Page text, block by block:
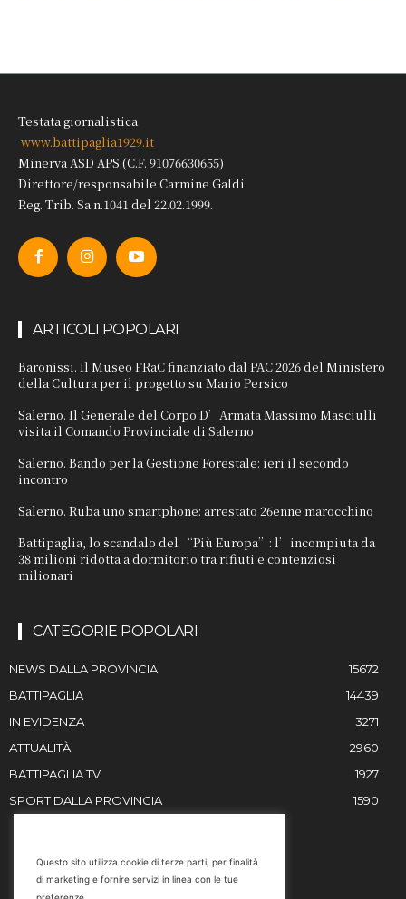
Testata giornalistica
www.battipaglia1929.it
Minerva ASD APS (C.F. 91076630655)
Direttore/responsabile Carmine Galdi
Reg. Trib. Sa n.1041 del 22.02.1999.
ARTICOLI POPOLARI
Baronissi. Il Museo FRaC finanziato dal PAC 2026 del Ministero
della Cultura per il progetto su Mario Persico
Salerno. Il Generale del Corpo D’Armata Massimo Masciulli
visita il Comando Provinciale di Salerno
Salerno. Bando per la Gestione Forestale: ieri il secondo
incontro
Salerno. Ruba uno smartphone: arrestato 26enne marocchino
Battipaglia, lo scandalo del “Più Europa”: l’incompiuta da
38 milioni ridotta a dormitorio tra rifiuti e contenziosi
milionari
CATEGORIE POPOLARI
NEWS DALLA PROVINCIA
15672
BATTIPAGLIA
14439
IN EVIDENZA
3271
ATTUALITÀ
2960
BATTIPAGLIA TV
1927
SPORT DALLA PROVINCIA
1590
Questo sito utilizza cookie di terze parti, per finalità
di marketing e fornire servizi in linea con le tue